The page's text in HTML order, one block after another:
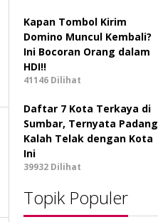
Kapan Tombol Kirim
Domino Muncul Kembali?
Ini Bocoran Orang dalam
HDI!!
41146 Dilihat
Daftar 7 Kota Terkaya di
Sumbar, Ternyata Padang
Kalah Telak dengan Kota
Ini
39932 Dilihat
Topik Populer